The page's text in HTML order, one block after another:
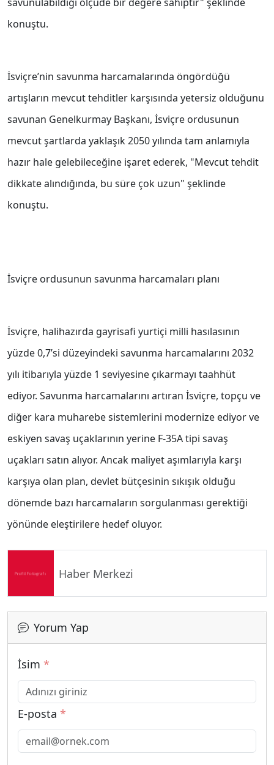
konuştu.
İsviçre’nin savunma harcamalarında öngördüğü
artışların mevcut tehditler karşısında yetersiz olduğunu
savunan Genelkurmay Başkanı, İsviçre ordusunun
mevcut şartlarda yaklaşık 2050 yılında tam anlamıyla
hazır hale gelebileceğine işaret ederek, "Mevcut tehdit
dikkate alındığında, bu süre çok uzun" şeklinde
konuştu.
İsviçre ordusunun savunma harcamaları planı
İsviçre, halihazırda gayrisafi yurtiçi milli hasılasının
yüzde 0,7’si düzeyindeki savunma harcamalarını 2032
yılı itibarıyla yüzde 1 seviyesine çıkarmayı taahhüt
ediyor. Savunma harcamalarını artıran İsviçre, topçu ve
diğer kara muharebe sistemlerini modernize ediyor ve
eskiyen savaş uçaklarının yerine F-35A tipi savaş
uçakları satın alıyor. Ancak maliyet aşımlarıyla karşı
karşıya olan plan, devlet bütçesinin sıkışık olduğu
dönemde bazı harcamaların sorgulanması gerektiği
yönünde eleştirilere hedef oluyor.
Haber Merkezi
Yorum Yap
İsim *
E-posta *